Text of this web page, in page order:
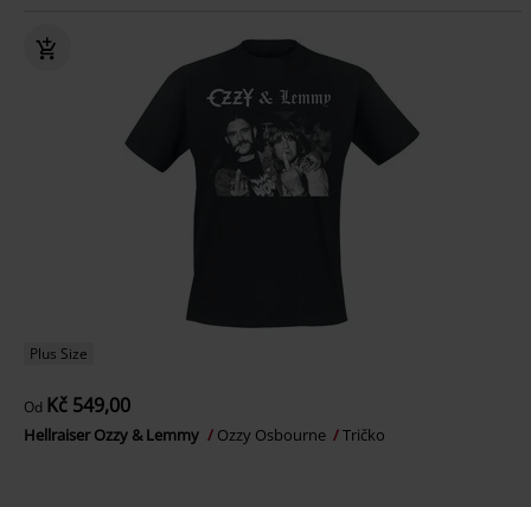
Plus Size
Od Kč 549,00
Hellraiser Ozzy & Lemmy Ozzy Osbourne Tričko